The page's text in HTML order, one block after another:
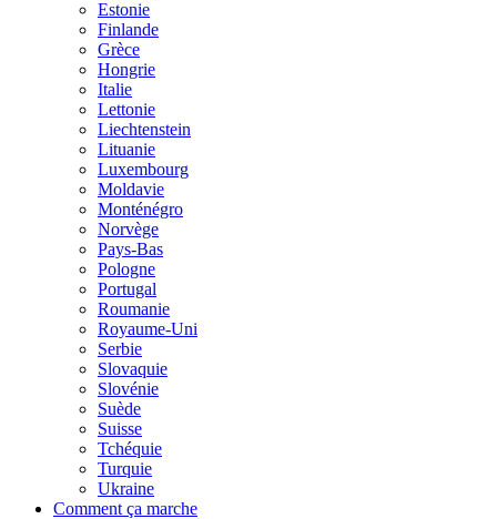
Estonie
Finlande
Grèce
Hongrie
Italie
Lettonie
Liechtenstein
Lituanie
Luxembourg
Moldavie
Monténégro
Norvège
Pays-Bas
Pologne
Portugal
Roumanie
Royaume-Uni
Serbie
Slovaquie
Slovénie
Suède
Suisse
Tchéquie
Turquie
Ukraine
Comment ça marche